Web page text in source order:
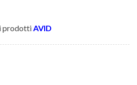
prodotti AVID